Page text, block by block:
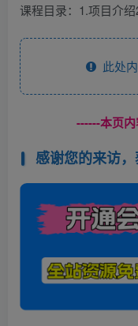
课程目录：1.项目介
此处内
------本页
感谢您的来访